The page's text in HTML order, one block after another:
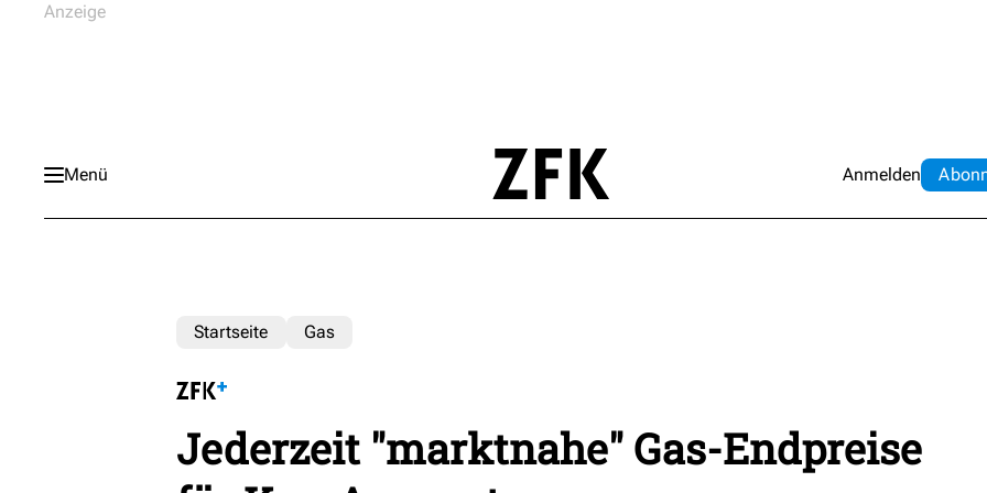
Menü Anmelden Abo
Startseite Gas
Jederzeit "marktnahe" Gas-Endpreise